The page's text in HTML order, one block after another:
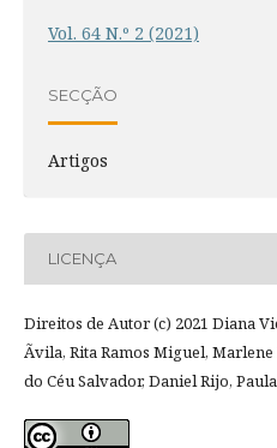
Vol. 64 N.º 2 (2021)
SECÇÃO
Artigos
LICENÇA
Direitos de Autor (c) 2021 Diana
Ãvila, Rita Ramos Miguel,
do Céu Salvador, Daniel Rijo,